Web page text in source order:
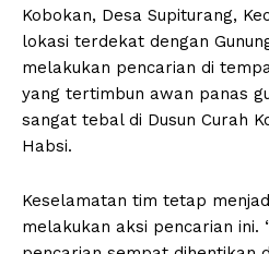
Kobokan, Desa Supiturang,
lokasi terdekat dengan
melakukan pencarian di
yang tertimbun awan panas
sangat tebal di Dusun Curah
Habsi.
Keselamatan tim tetap
melakukan aksi pencarian ini.